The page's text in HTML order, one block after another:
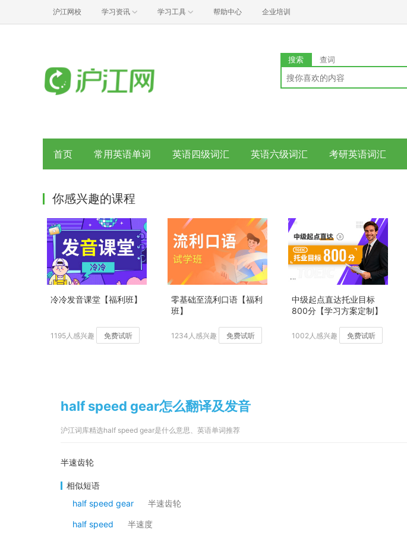
沪江网校 学习资讯 学习工具 帮助中心 企业培训
搜索 查词
首页 常用英语单词 英语四级词汇 英语六级词汇 考研英语词汇
你感兴趣的课程
冷冷发音课堂【福利班】
1195人感兴趣 免费试听
零基础至流利口语【福利
班】
1234人感兴趣 免费试听
中级起点直达托业目标
800分【学习方案定制】
1002人感兴趣 免费试听
half speed gear怎么翻译及发音
沪江词库精选half speed gear是什么意思、英语单词推荐
半速齿轮
相似短语
half speed gear
半速齿轮
half speed 半速度